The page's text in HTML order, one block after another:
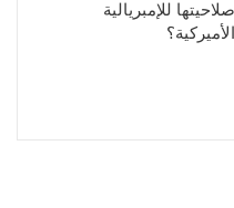
صلاحيتها للإمبريالية
الأميركية؟